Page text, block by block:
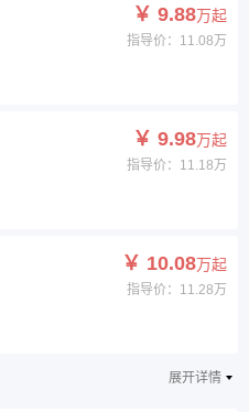
￥ 9.88万起
指导价：11.08万
￥ 9.98万起
指导价：11.18万
￥ 10.08万起
指导价：11.28万
展开详情